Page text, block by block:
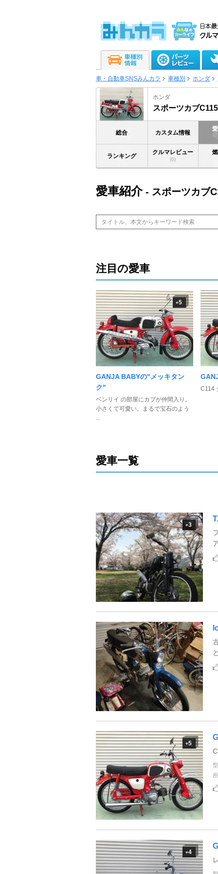
車・自動車SNSみんカラ 車種別 ホンダ
ホンダ
スポーツカブC115
総合 カスタム情報
ランキング
クルマレビュー
(0)
愛車紹介- スポーツカブ
注目の愛車
+5
GANJA BABYの"メッキタン
ク"
ベンリイ の部屋にカブが仲間入り。
小さくて可愛い。まるで宝石のよう
...
C114
愛車一覧
+3
+5
+4